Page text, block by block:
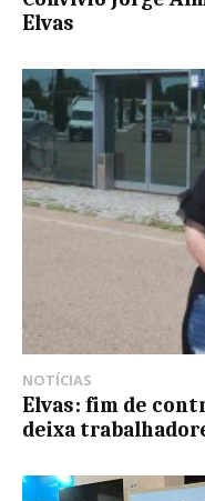
Elvas
NOTÍCIAS
Elvas: fim de
deixa